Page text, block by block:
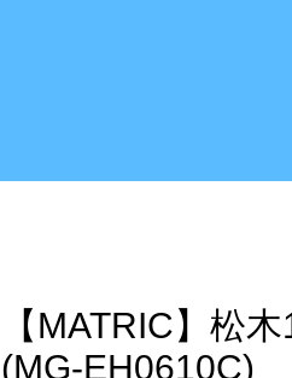
【MATRIC】松
(MG-EH0610C)